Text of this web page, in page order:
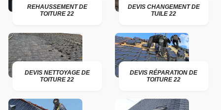
REHAUSSEMENT DE
TOITURE 22
DEVIS CHANGEMENT DE
TUILE 22
DEVIS NETTOYAGE DE
TOITURE 22
DEVIS RÉPARATION DE
TOITURE 22